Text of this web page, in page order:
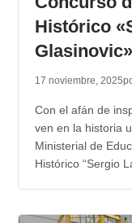
Histórico
Glasinovic»
17 noviembre, 2025
Con el afán de
ven en la historia
Ministerial de
Histórico “Sergio